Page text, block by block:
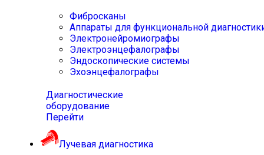
Фибросканы
Аппараты для функциональной
Электронейромиографы
Электроэнцефалографы
Эндоскопические системы
Эхоэнцефалографы
Диагностические
оборудование
Перейти
Лучевая диагностика